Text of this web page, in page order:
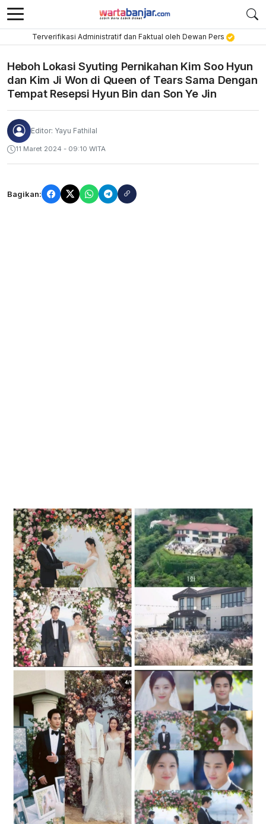
Terverifikasi Administratif dan Faktual oleh Dewan Pers
Heboh Lokasi Syuting Pernikahan Kim Soo Hyun
dan Kim Ji Won di Queen of Tears Sama Dengan
Tempat Resepsi Hyun Bin dan Son Ye Jin
Editor: Yayu Fathilal
11 Maret 2024 - 09:10 WITA
Bagikan: